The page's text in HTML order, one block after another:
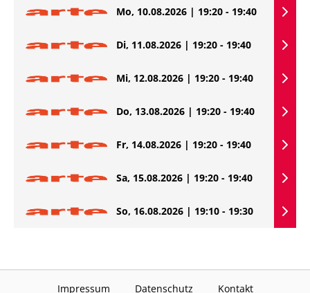
Mo, 10.08.2026 | 19:20 - 19:40
Di, 11.08.2026 | 19:20 - 19:40
Mi, 12.08.2026 | 19:20 - 19:40
Do, 13.08.2026 | 19:20 - 19:40
Fr, 14.08.2026 | 19:20 - 19:40
Sa, 15.08.2026 | 19:20 - 19:40
So, 16.08.2026 | 19:10 - 19:30
Impressum Datenschutz Kontakt